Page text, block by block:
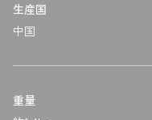
生産国
中国
重量